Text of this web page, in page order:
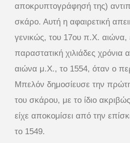
αποκρυπτογράφησή της)
σκάρο. Αυτή η αφαιρετική
γενικώς, του 17ου π.Χ. αιώνα,
παραστατική χιλιάδες χρόνια
αιώνα μ.Χ., το 1554, όταν ο
Μπελόν δημοσίευσε την
του σκάρου, με το ίδιο
είχε αποκομίσει από την
το 1549.